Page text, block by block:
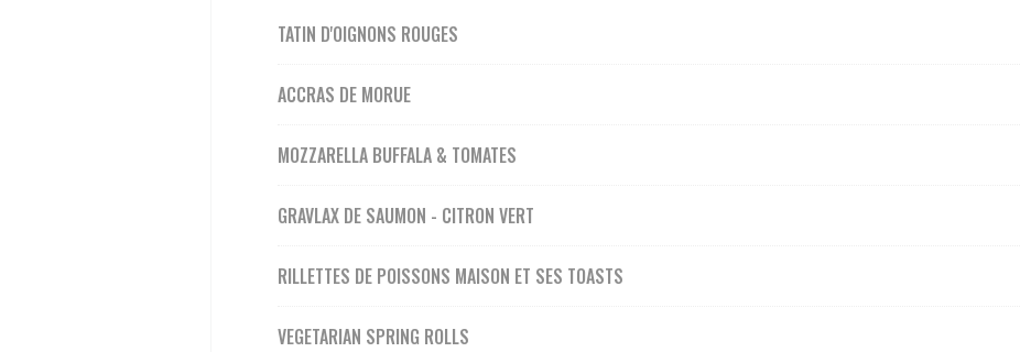
TATIN D'OIGNONS ROUGES
ACCRAS DE MORUE
MOZZARELLA BUFFALA & TOMATES
GRAVLAX DE SAUMON - CITRON VERT
RILLETTES DE POISSONS MAISON ET SES TOASTS
VEGETARIAN SPRING ROLLS